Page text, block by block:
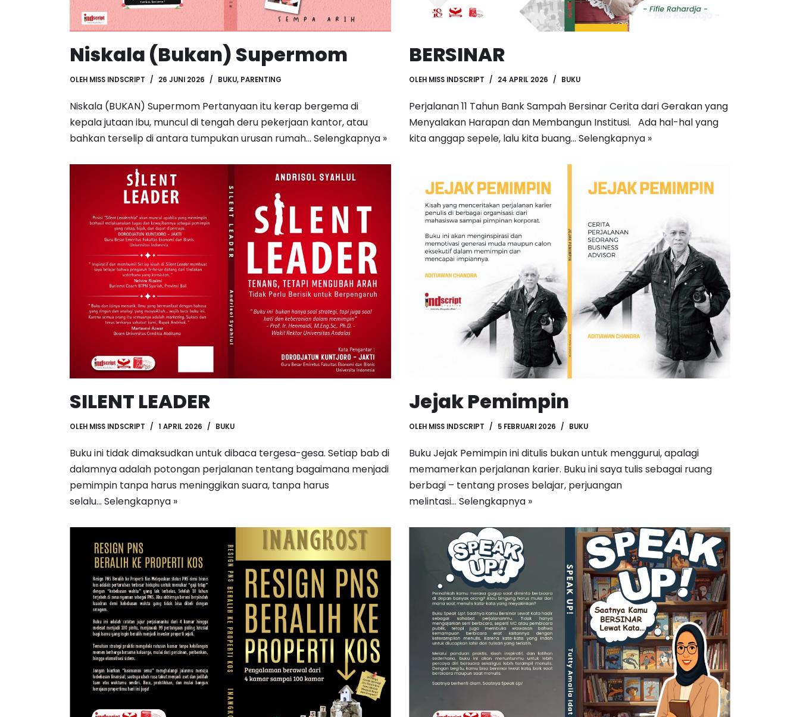
Niskala (Bukan) Supermom
OLEH MISS INDSCRIPT 26 JUNI 2026 BUKU, PARENTING
Niskala (BUKAN) Supermom Pertanyaan itu kerap bergema di
kepala jutaan ibu, muncul di tengah deru pekerjaan kantor, atau
bahkan terselip di antara tumpukan urusan rumah… Selengkapnya »
BERSINAR
OLEH MISS INDSCRIPT 24 APRIL 2026 BUKU
Perjalanan 11 Tahun Bank Sampah Bersinar Cerita dari Gerakan yang
Menyalakan Harapan dan Membangun Institusi. Ada hal-hal yang
kita anggap sepele, lalu kita buang… Selengkapnya »
SILENT LEADER
OLEH MISS INDSCRIPT 1 APRIL 2026 BUKU
Buku ini tidak dimaksudkan untuk dibaca tergesa-gesa. Setiap bab di
dalamnya adalah potongan perjalanan tentang bagaimana menjadi
pemimpin tanpa harus meninggikan suara, tanpa harus
selalu… Selengkapnya »
Jejak Pemimpin
OLEH MISS INDSCRIPT 5 FEBRUARI 2026 BUKU
Buku Jejak Pemimpin ini ditulis bukan untuk menggurui, apalagi
memamerkan perjalanan karier. Buku ini saya tulis sebagai ruang
berbagi – tentang proses belajar, perjuangan
melintasi… Selengkapnya »